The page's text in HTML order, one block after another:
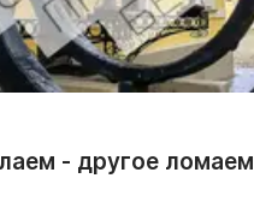
- другое ломаем